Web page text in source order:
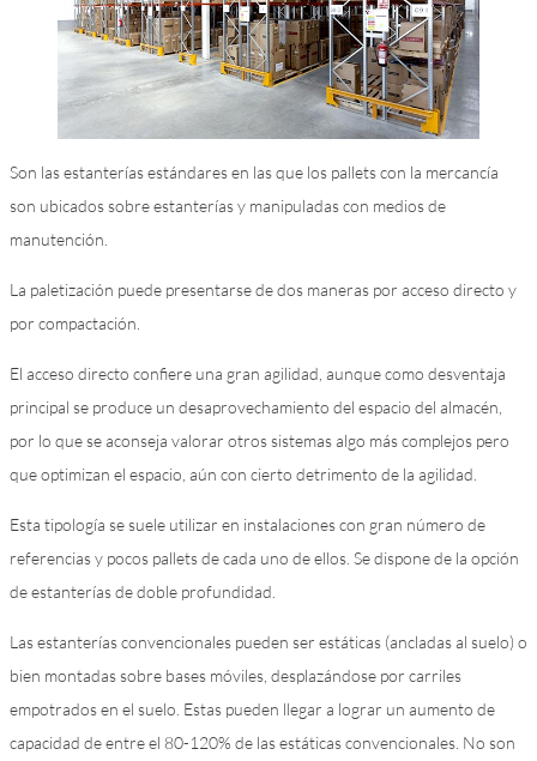
Son las estanterías estándares en las que los pallets con la mercancía
son ubicados sobre estanterías y manipuladas con medios de
manutención.
La paletización puede presentarse de dos maneras por acceso directo y
por compactación.
El acceso directo confiere una gran agilidad, aunque como desventaja
principal se produce un desaprovechamiento del espacio del almacén,
por lo que se aconseja valorar otros sistemas algo más complejos pero
que optimizan el espacio, aún con cierto detrimento de la agilidad.
Esta tipología se suele utilizar en instalaciones con gran número de
referencias y pocos pallets de cada uno de ellos. Se dispone de la opción
de estanterías de doble profundidad.
Las estanterías convencionales pueden ser estáticas (ancladas al suelo) o
bien montadas sobre bases móviles, desplazándose por carriles
empotrados en el suelo. Estas pueden llegar a lograr un aumento de
capacidad de entre el 80-120% de las estáticas convencionales. No son